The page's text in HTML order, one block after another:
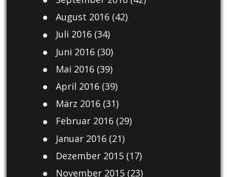
August 2016(42)
Juli 2016(34)
Juni 2016(30)
Mai 2016(39)
April 2016(39)
März 2016(31)
Februar 2016(29)
Januar 2016(21)
Dezember 2015(17)
November 2015(23)